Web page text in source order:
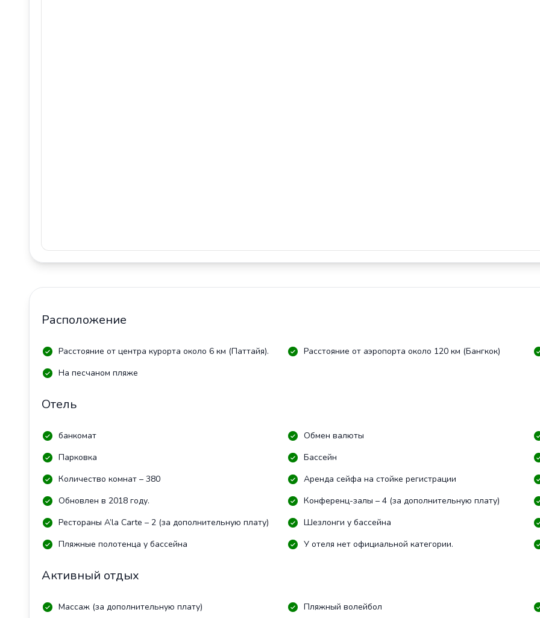
Расположение
Расстояние от центра курорта около 6 км (Паттайя). Расстояние от аэропорта около 120 км (Бангкок)
На песчаном пляже
Отель
банкомат Обмен валюты
Парковка
Бассейн
Количество комнат – 380
Аренда сейфа на стойке регистрации
Обновлен в 2018 году.
Конференц-залы – 4 (за дополнительную плату)
Рестораны A’la Carte – 2 (за дополнительную плату)
Шезлонги у бассейна
Пляжные полотенца у бассейна
У отеля нет официальной категории.
Активный отдых
Массаж (за дополнительную плату) Пляжный волейбол